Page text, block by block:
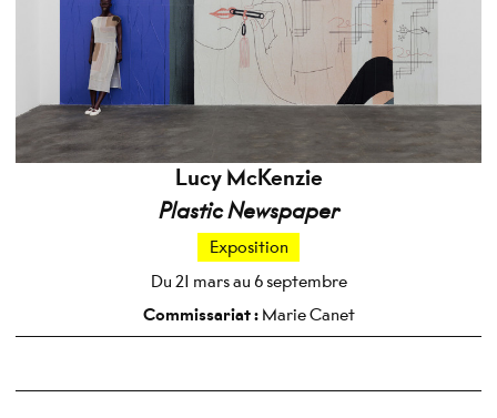
Lucy McKenzie
Plastic Newspaper
Exposition
Du 21 mars au 6 septembre
Commissariat :Marie Canet